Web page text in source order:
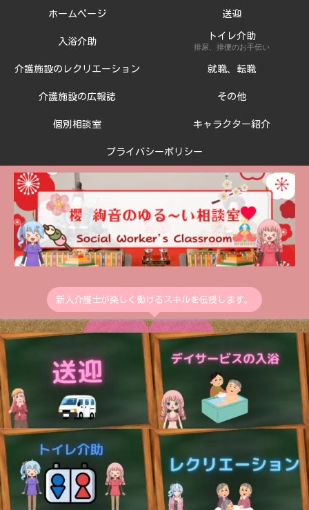
新人介護士が楽しく働けるスキルを伝授します。
ホームページ 送迎
入浴介助
トイレ介助
排尿、排便のお手伝い
介護施設のレクリエーション 就職、転職
介護施設の広報誌 その他
個別相談室 キャラクター紹介
プライバシーポリシー